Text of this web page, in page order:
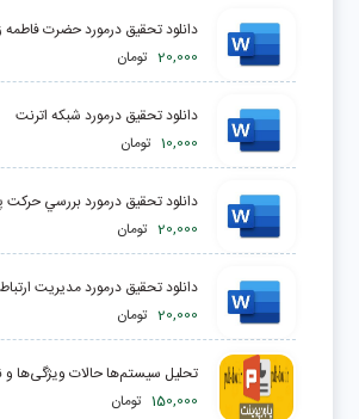
دانلود تحقیق درمورد حضرت فاطمه
20,000 تومان
دانلود تحقیق درمورد شبكه اترنت
10,000 تومان
دانلود تحقیق درمورد بررسي حركت
20,000 تومان
دانلود تحقیق درمورد مديريت
20,000 تومان
تحلیل سیستم‌ها حالات ویژگی‌ها و
150,000 تومان